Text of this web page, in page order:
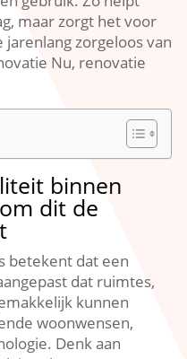
maar zorgt het voor
zorgeloos van
Nu, renovatie
binnen
dit de
betekent dat een
dat ruimtes,
kunnen
woonwensen,
Denk aan